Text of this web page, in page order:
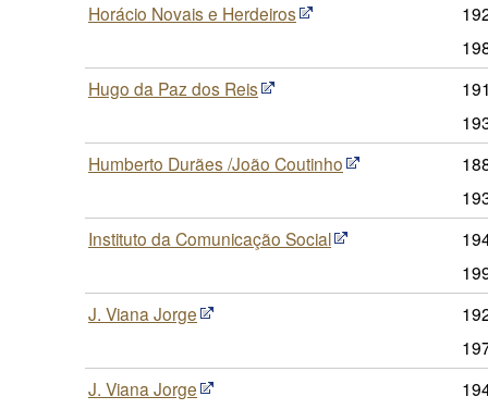
Horácio Novais e Herdeiros
Hugo da Paz dos Reis
Humberto Durães /João Coutinho
Instituto da Comunicação Social
J. Viana Jorge
J. Viana Jorge